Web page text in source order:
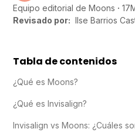
Equipo editorial de Moons 17
Revisado por: Ilse Barrios
Tabla de contenidos
¿Qué es Moons?
¿Qué es Invisalign?
Invisalign vs Moons: ¿Cuáles